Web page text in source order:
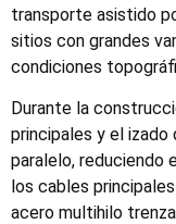
transporte asistido
sitios con grandes
condiciones
Durante la
principales y el izado
paralelo, reduciendo
los cables
acero multihilo